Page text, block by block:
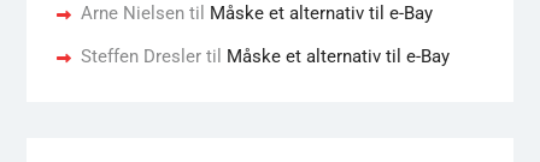
Arne Nielsentil Måske et alternativ til e-Bay
Steffen Dreslertil Måske et alternativ til e-Bay